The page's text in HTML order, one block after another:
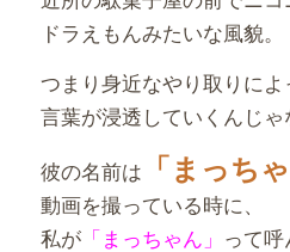
ドラえもんみたいな風貌。
つまり身近なやり取りに
言葉が浸透していくんじゃ
彼の名前は 「まっち
動画を撮っている時に、
私が「まっちゃん」 って